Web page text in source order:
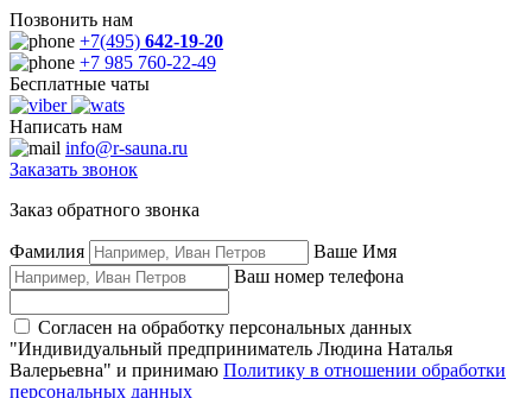
Позвонить нам
+7(495) 642-19-20
+7 985 760-22-49
Бесплатные чаты
Написать нам
info@r-sauna.ru
Заказать звонок
Заказ обратного звонка
Фамилия
Ваше Имя
Ваш номер телефона
Согласен на обработку персональных данных
"Индивидуальный предприниматель Людина Наталья
Валерьевна" и принимаю Политику в отношении обработки
персональных данных